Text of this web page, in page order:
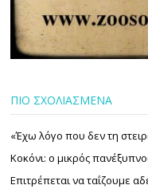
ΠΙΟ ΣΧΟΛΙΑΣΜΕΝΑ
«Έχω λόγο που δεν τη
Κοκόνι: ο μικρός
Επιτρέπεται να ταΐζουµε